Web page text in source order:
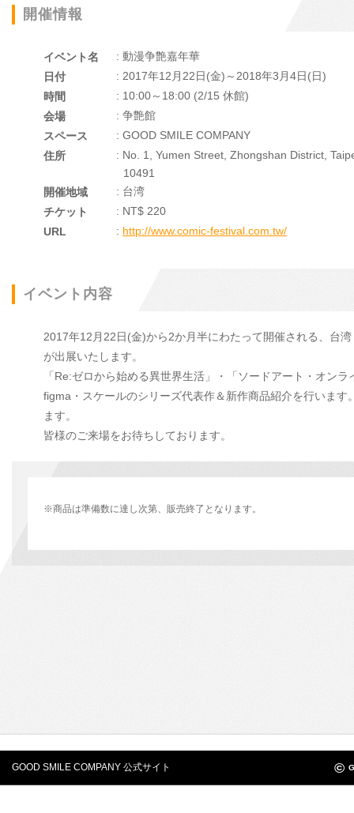
開催情報
イベント名
: 動漫争艶嘉年華
日付
: 2017年12月22日(金)～2018年3月4日(日)
時間
: 10:00～18:00 (2/15 休館)
会場
: 争艶館
スペース
: GOOD SMILE COMPANY
住所
: No. 1, Yumen Street, Zhongshan District,
10491
開催地域
: 台湾
チケット
: NT$ 220
URL
: http://www.comic-festival.com.tw/
イベント内容
2017年12月22日(金)から2か月半にわたって開催される、台
が出展いたします。
「Re:ゼロから始める異世界生活」・「ソードアート・オン
figma・スケールのシリーズ代表作＆新作商品紹介を行いま
ます。
皆様のご来場をお待ちしております。
※商品は準備数に達し次第、販売終了となります。
GOOD SMILE COMPANY 公式サイト ©